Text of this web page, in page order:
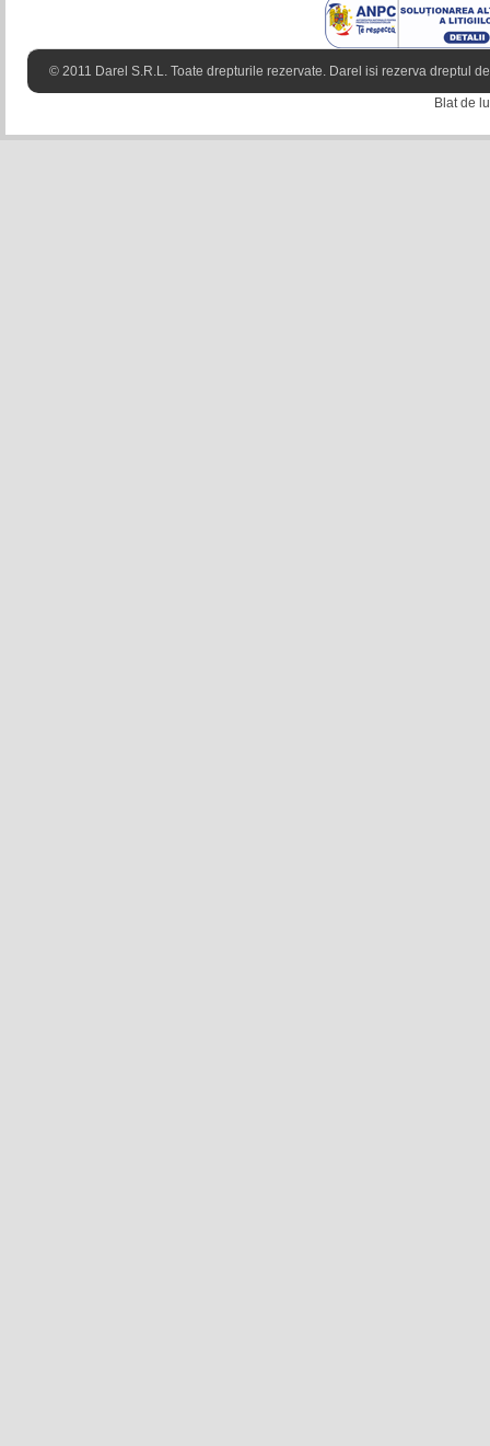
© 2011 Darel S.R.L. Toate drepturile rezervate. Darel isi rezerva dreptul
Blat de